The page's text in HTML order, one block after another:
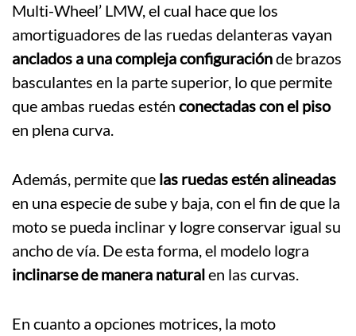
Multi-Wheel’ LMW, el cual hace que los
amortiguadores de las ruedas delanteras vayan
anclados a una compleja configuraciónde brazos
basculantes en la parte superior, lo que permite
que ambas ruedas estén conectadas con el piso
en plena curva.
Además, permite que las ruedas estén alineadas
en una especie de sube y baja, con el fin de que la
moto se pueda inclinar y logre conservar igual su
ancho de vía. De esta forma, el modelo logra
inclinarse de manera naturalen las curvas.
En cuanto a opciones motrices, la moto